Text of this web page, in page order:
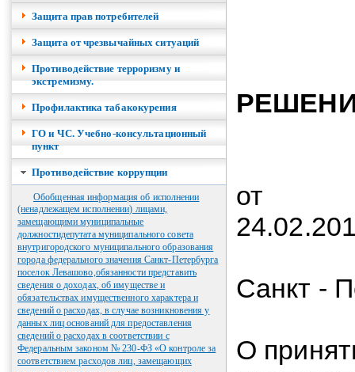
Защита прав потребителей
Защита от чрезвычайных ситуаций
Противодействие терроризму и
экстремизму.
Профилактика табакокурения
ГО и ЧС. Учебно-консультационный
пункт
Противодействие коррупции
Обобщенная информация об исполнении
(ненадлежащем исполнении) лицами,
замещающими муниципальные
должностидепутата муниципального совета
внутригородского муниципального образования
города федерального значения Санкт-Петербурга
поселок Левашово,обязанности представить
сведения о доходах, об имуществе и
обязательствах имущественного характера и
сведений о расходах, в случае возникновения у
данных лиц оснований для предоставления
сведений о расходах в соответствии с
Федеральным законом № 230-ФЗ «О контроле за
соответствием расходов лиц, замещающих
от
Санкт -
О